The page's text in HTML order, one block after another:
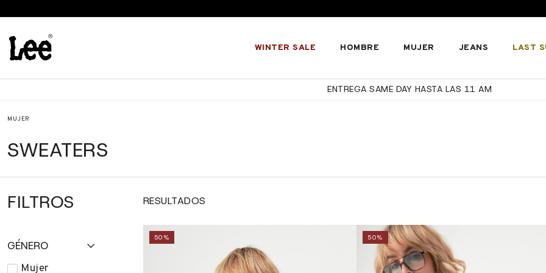
WINTER SALE HOMBRE MUJER JEANS LAST
ENTREGA SAME DAY HASTA LAS 11 AM
MUJER
SWEATERS
FILTROS
GÉNERO
Mujer
RESULTADOS
50% 50%